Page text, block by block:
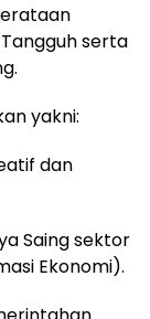
serta
yakni:
dan
Saing sektor
Ekonomi).